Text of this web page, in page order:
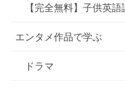
【完全無料】子供英語
エンタメ作品で学ぶ
ドラマ